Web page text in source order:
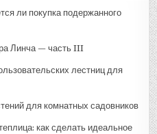
ли покупка подержанного
Линча — часть III
лестниц для
для комнатных садовников
как сделать идеальное